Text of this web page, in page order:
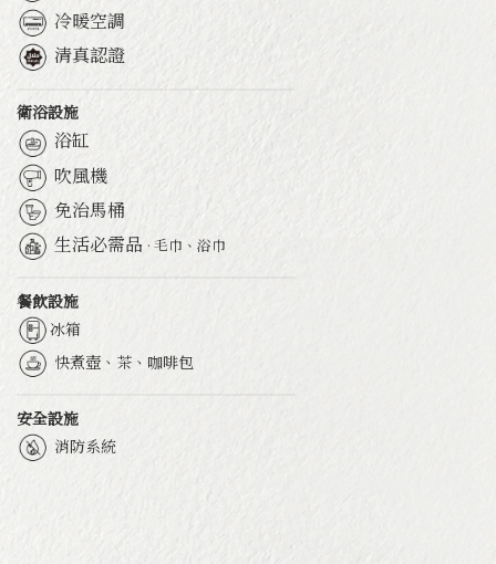
冷暖空調
清真認證
衛浴設施
浴缸
吹風機
免治馬桶
生活必需品 · 毛巾、浴巾
餐飲設施
冰箱
快煮壺、茶、咖啡包
安全設施
消防系統